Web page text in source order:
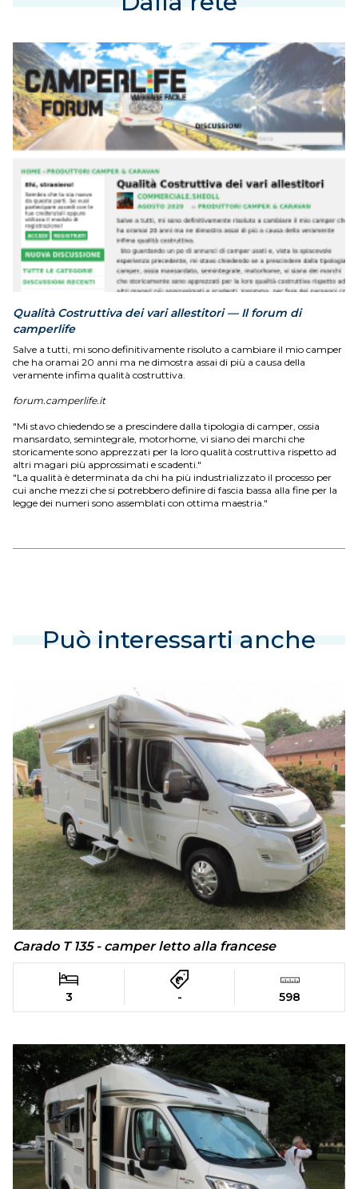
Qualità Costruttiva dei vari allestitori — Il forum di
camperlife
Salve a tutti, mi sono definitivamente risoluto a cambiare il mio camper
che ha oramai 20 anni ma ne dimostra assai di più a causa della
veramente infima qualità costruttiva.
forum.camperlife.it
"Mi stavo chiedendo se a prescindere dalla tipologia di camper, ossia
mansardato, semintegrale, motorhome, vi siano dei marchi che
storicamente sono apprezzati per la loro qualità costruttiva rispetto ad
altri magari più approssimati e scadenti."
"La qualità è determinata da chi ha più industrializzato il processo per
cui anche mezzi che si potrebbero definire di fascia bassa alla fine per la
legge dei numeri sono assemblati con ottima maestria."
Può interessarti anche
Carado T 135 - camper letto alla francese
3 - 598